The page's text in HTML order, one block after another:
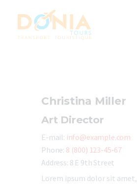
Nos services
Contact
Christina Miller
Art Director
E-mail: info@example.com
Phone: 8 (800) 123-45-67
Address: 8 E 9th Street
Lorem ipsum dolor sit amet,